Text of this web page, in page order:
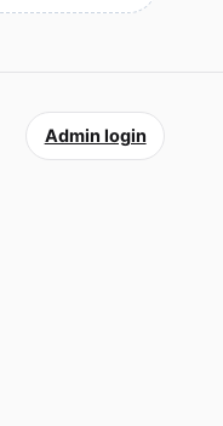
Admin login